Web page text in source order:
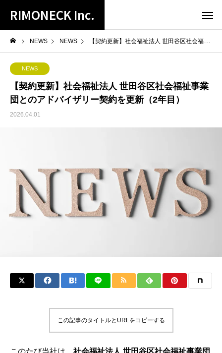
RIMONECK Inc.
NEWS NEWS 【契約更新】社会福祉法人 世田谷区社会福祉事業団とのアドバイザリー契約を更新（2年目）
NEWS
【契約更新】社会福祉法人 世田谷区社会福祉事業
団とのアドバイザリー契約を更新（2年目）
2026.04.01
この記事のタイトルとURLをコピーする